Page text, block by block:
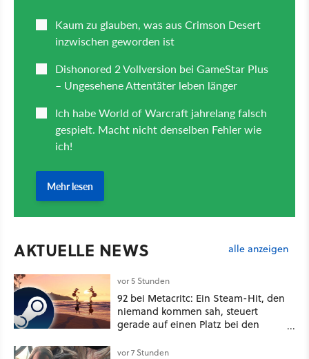
AKTUELLE NEWS alle anzeigen
vor 5 Stunden
92 bei Metacritc: Ein Steam-Hit, den
niemand kommen sah, steuert
gerade auf einen Platz bei den
vor 7 Stunden